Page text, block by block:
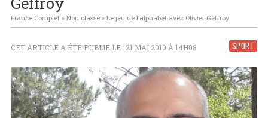
France Complet» Non classé» Le jeu de l’alphabet avec Olivier Geffroy
SPORT
CET ARTICLE A ÉTÉ PUBLIÉ LE : 21 MAI 2010 À 14H08